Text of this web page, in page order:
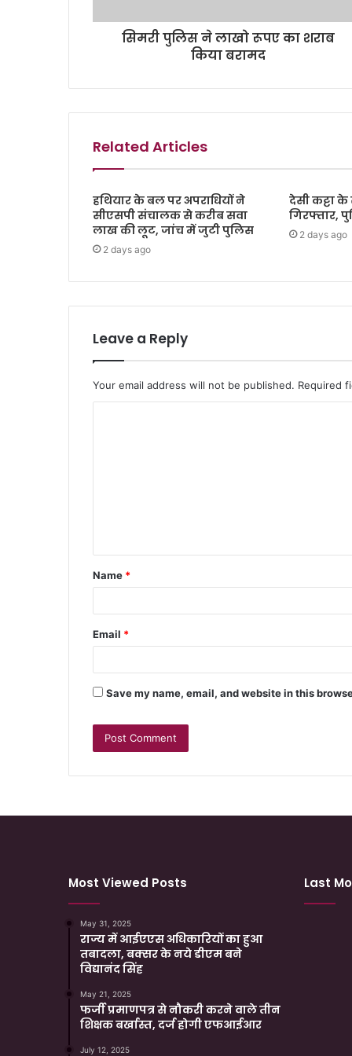
सिमरी पुलिस ने लाखो रूपए का शराब
किया बरामद
Related Articles
हथियार के बल पर अपराधियों ने
सीएसपी संचालक से करीब सवा
लाख की लूट, जांच में जुटी पुलिस
2 days ago
देसी कट्टा
गिरफ्तार,
2 days ago
Leave a Reply
Your email address will not be published. Required
Name *
Email *
Save my name, email, and website in this
Most Viewed Posts
May 31, 2025
राज्य में आईएएस अधिकारियों का हुआ
तबादला, बक्सर के नये डीएम बने
विद्यानंद सिंह
May 21, 2025
फर्जी प्रमाणपत्र से नौकरी करने वाले तीन
शिक्षक बर्खास्त, दर्ज होगी एफआईआर
July 12, 2025
Last